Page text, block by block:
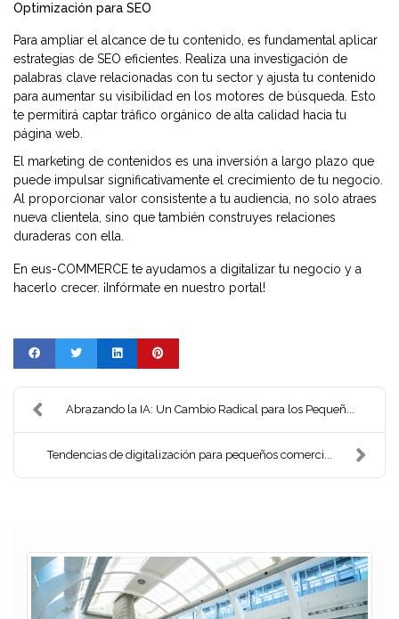
Optimización para SEO
Para ampliar el alcance de tu contenido, es fundamental aplicar
estrategias de SEO eficientes. Realiza una investigación de
palabras clave relacionadas con tu sector y ajusta tu contenido
para aumentar su visibilidad en los motores de búsqueda. Esto
te permitirá captar tráfico orgánico de alta calidad hacia tu
página web.
El marketing de contenidos es una inversión a largo plazo que
puede impulsar significativamente el crecimiento de tu negocio.
Al proporcionar valor consistente a tu audiencia, no solo atraes
nueva clientela, sino que también construyes relaciones
duraderas con ella.
En eus-COMMERCE te ayudamos a digitalizar tu negocio y a
hacerlo crecer. ¡Infórmate en nuestro portal!
Abrazando la IA: Un Cambio Radical para los Pequeñ...
Tendencias de digitalización para pequeños comerci...